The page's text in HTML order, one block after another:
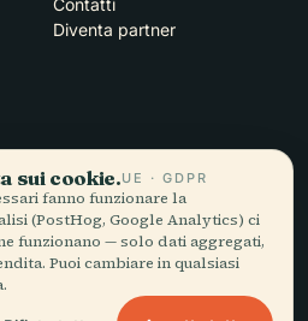
Contatti
Diventa partner
Svizzera, in viaggio e tra le
sui cookie.UE · GDPR
fanno funzionare la
(PostHog, Google Analytics) ci
funzionano — solo dati aggregati,
Puoi cambiare in qualsiasi